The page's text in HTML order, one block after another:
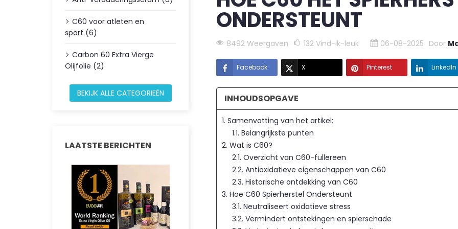
C60 voor atleten en
sport (6)
Carbon 60 Extra Vierge
Olijfolie (2)
BEKIJK ALLE CATEGORIEËN
LAATSTE BERICHTEN
ONDERSTEUNT
8492 Weergaven 132 Vind-ik-leuk 06-08-2025 Door
Facebook X Pinterest LinkedIn
INHOUDSOPGAVE
1. Samenvatting van het artikel:
1.1. Belangrijkste punten
2. Wat is C60?
2.1. Overzicht van C60-fullereen
2.2. Antioxidatieve eigenschappen van C60
2.3. Historische ontdekking van C60
3. Hoe C60 Spierherstel Ondersteunt
3.1. Neutraliseert oxidatieve stress
3.2. Vermindert ontstekingen en spierschade